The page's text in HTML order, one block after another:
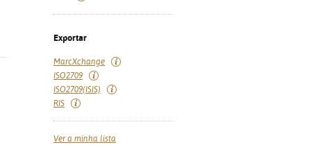
Exportar
MarcXchange
ISO2709
ISO2709(ISIS)
RIS
Ver a minha lista